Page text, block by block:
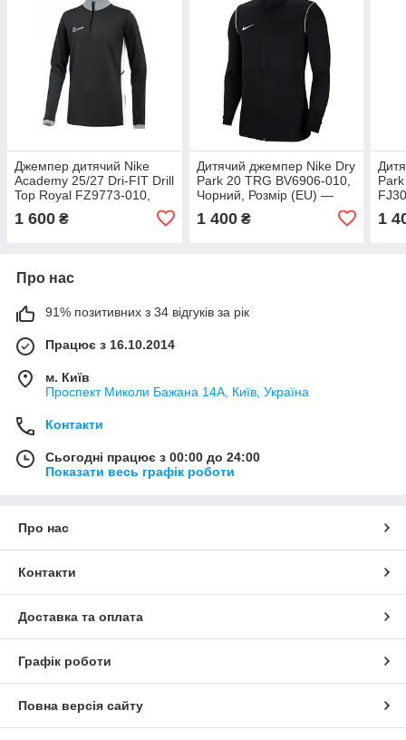
Джемпер дитячий Nike
Academy 25/27 Dri-FIT Drill
Top Royal FZ9773-010,
128 cm
1 600 ₴
Дитячий джемпер Nike Dry
Park 20 TRG BV6906-010,
Чорний, Розмір (EU) —
1 400₴ 1
Про нас
91% позитивних з 34 відгуків за рік
Працює з 16.10.2014
м. Київ
Проспект Миколи Бажана 14А, Київ, Україна
Контакти
Сьогодні працює з 00:00 до 24:00
Показати весь графік роботи
Про нас
Контакти
Доставка та оплата
Графік роботи
Повна версія сайту